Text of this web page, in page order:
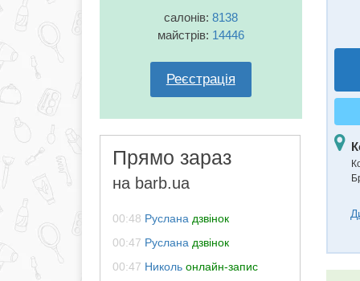
салонів: 8138
майстрів: 14446
Реєстрація
Прямо зараз
на barb.ua
00:48 Руслана дзвінок
00:47 Руслана дзвінок
00:47 Николь онлайн-запис